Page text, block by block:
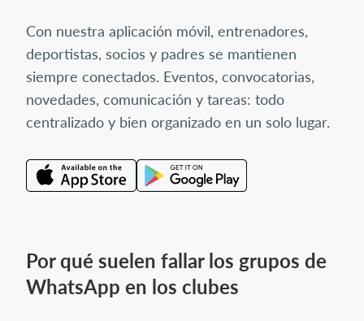
Con nuestra aplicación móvil, entrenadores,
deportistas, socios y padres se mantienen
siempre conectados. Eventos, convocatorias,
novedades, comunicación y tareas: todo
centralizado y bien organizado en un solo lugar.
Por qué suelen fallar los grupos de
WhatsApp en los clubes